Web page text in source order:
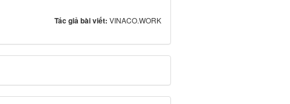
Tác giả bài viết: VINACO.WORK